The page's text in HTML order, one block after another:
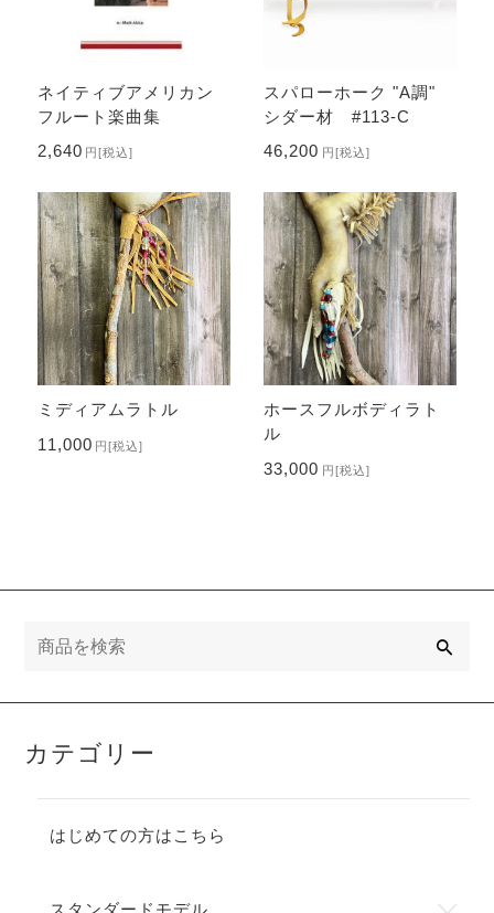
ネイティブアメリカン
フルート楽曲集
2,640 円[税込]
スパローホーク "A調"
シダー材 #113-C
46,200 円[税込]
ミディアムラトル
11,000 円[税込]
ホースフルボディラト
ル
33,000 円[税込]
カテゴリー
はじめての方はこちら
スタンダードモデル